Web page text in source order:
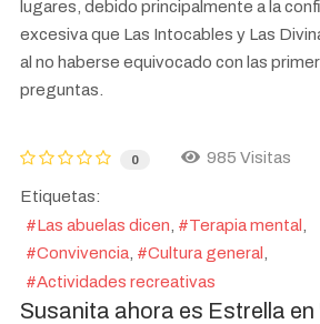
lugares, debido principalmente a la
excesiva que Las Intocables y Las
al no haberse equivocado con las
preguntas.
0 985 Visitas
Etiquetas:
Las abuelas dicen
Terapia mental
Convivencia
Cultura general
Actividades recreativas
Susanita ahora es Estrella en